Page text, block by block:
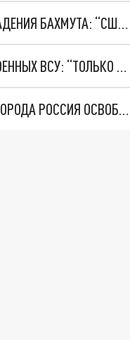
В TWITTER ЗАМЕТИЛИ ИЗМЕНЕНИЕ В ПОВЕДЕНИИ ЗЕЛЕНСКОГО ПОСЛЕ ПАДЕНИЯ БАХМУТА: “США ВЗБЕСЯТСЯ”
ГЛАВА “ВАГНЕРА” ПРИГОЖИН ЗАЯВИЛ, ЧТО В БАХМУТЕ НЕ ОСТАЛОСЬ ВОЕННЫХ ВСУ: “ТОЛЬКО ТРУПЫ”
ПОСЛЕ ВЗЯТИЯ БАХМУТА ЧИТАТЕЛИ WELT ПРЕДУПРЕДИЛИ, КАКИЕ ДВА ГОРОДА РОССИЯ ОСВОБОДИТ: “ПУТЬ ОТКРЫТ”